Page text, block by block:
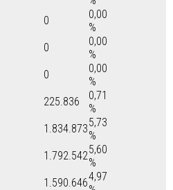
0
0,00
%
0
0,00
%
0
0,00
%
225.836
0,71
%
1.834.8735,73
%
1.792.5425,60
%
1.590.6464,97